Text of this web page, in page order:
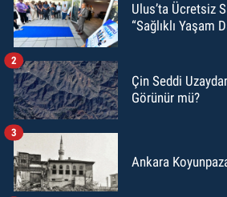
Ulus’ta Ücretsiz
“Sağlıklı Yaşam
Çin Seddi
Görünür mü?
2
Ankara
3